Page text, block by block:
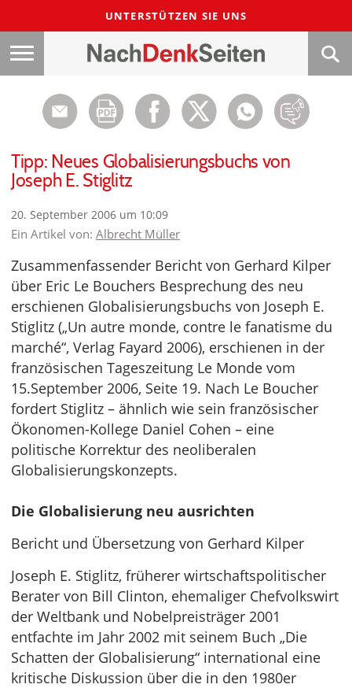
UNTERSTÜTZEN SIE UNS
Tipp: Neues Globalisierungsbuchs von
Joseph E. Stiglitz
20. September 2006 um 10:09
Ein Artikel von: Albrecht Müller
Zusammenfassender Bericht von Gerhard Kilper
über Eric Le Bouchers Besprechung des neu
erschienen Globalisierungsbuchs von Joseph E.
Stiglitz („Un autre monde, contre le fanatisme du
marché“, Verlag Fayard 2006), erschienen in der
französischen Tageszeitung Le Monde vom
15.September 2006, Seite 19. Nach Le Boucher
fordert Stiglitz – ähnlich wie sein französischer
Ökonomen-Kollege Daniel Cohen – eine
politische Korrektur des neoliberalen
Globalisierungskonzepts.
Die Globalisierung neu ausrichten
Bericht und Übersetzung von Gerhard Kilper
Joseph E. Stiglitz, früherer wirtschaftspolitischer
Berater von Bill Clinton, ehemaliger Chefvolkswirt
der Weltbank und Nobelpreisträger 2001
entfachte im Jahr 2002 mit seinem Buch „Die
Schatten der Globalisierung“ international eine
kritische Diskussion über die in den 1980er